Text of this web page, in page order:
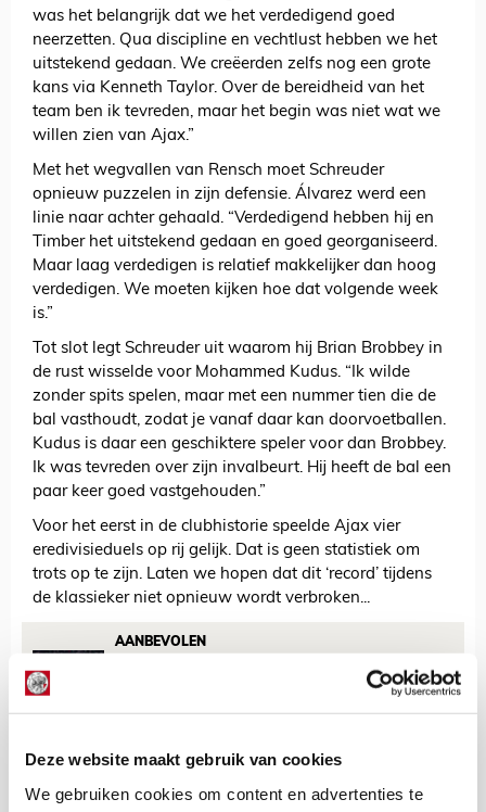
Deze website maakt gebruik van cookies
We gebruiken cookies om content en advertenties te
was het belangrijk dat we het verdedigend goed
neerzetten. Qua discipline en vechtlust hebben we het
uitstekend gedaan. We creëerden zelfs nog een grote
kans via Kenneth Taylor. Over de bereidheid van het
team ben ik tevreden, maar het begin was niet wat we
willen zien van Ajax.”
Met het wegvallen van Rensch moet Schreuder
opnieuw puzzelen in zijn defensie. Álvarez werd een
linie naar achter gehaald. “Verdedigend hebben hij en
Timber het uitstekend gedaan en goed georganiseerd.
Maar laag verdedigen is relatief makkelijker dan hoog
verdedigen. We moeten kijken hoe dat volgende week
is.”
Tot slot legt Schreuder uit waarom hij Brian Brobbey in
de rust wisselde voor Mohammed Kudus. “Ik wilde
zonder spits spelen, maar met een nummer tien die de
bal vasthoudt, zodat je vanaf daar kan doorvoetballen.
Kudus is daar een geschiktere speler voor dan Brobbey.
Ik was tevreden over zijn invalbeurt. Hij heeft de bal een
paar keer goed vastgehouden.”
Voor het eerst in de clubhistorie speelde Ajax vier
eredivisieduels op rij gelijk. Dat is geen statistiek om
trots op te zijn. Laten we hopen dat dit ‘record’ tijdens
de klassieker niet opnieuw wordt verbroken...
AANBEVOLEN
onherkenbaar Ajax opnieuw
punten verspeelt
Lindy Hofstra